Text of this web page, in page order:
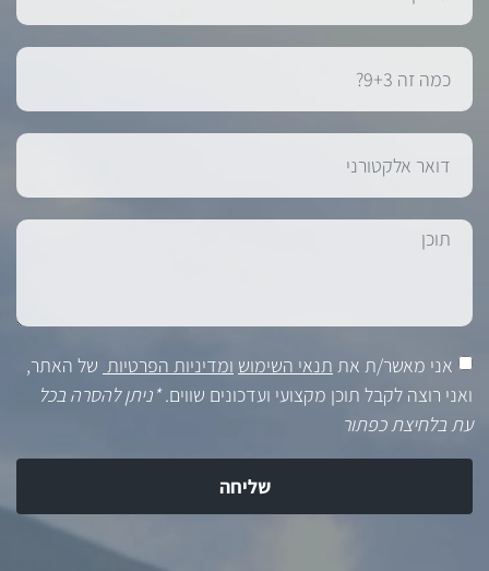
אני מאשר/ת את תנאי השימוש ומדיניות הפרטיות של האתר,
ואני רוצה לקבל תוכן מקצועי ועדכונים שווים.*ניתן להסרה בכל
עת בלחיצת כפתור
שליחה